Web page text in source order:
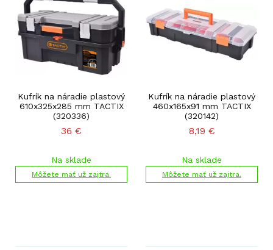
Kufrík na náradie plastový
610x325x285 mm TACTIX
(320336)
36 €
Na sklade
Môžete mať už zajtra.
Kufrík na náradie plastový
460x165x91 mm TACTIX
(320142)
8,19 €
Na sklade
Môžete mať už zajtra.